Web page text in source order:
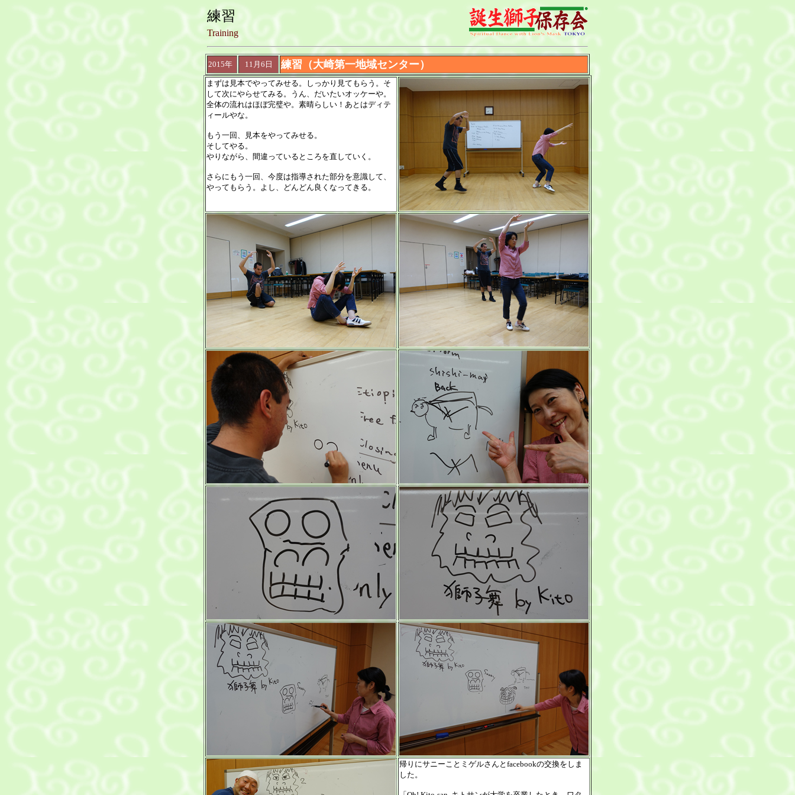
練習
Training
2015年 11月6日 練習（大崎第一地域センター）
まずは見本でやってみせる。しっかり見てもらう。そ
して次にやらせてみる。うん、だいたいオッケーや。
全体の流れはほぼ完璧や。素晴らしい！あとはディテ
ィールやな。
もう一回、見本をやってみせる。
そしてやる。
やりながら、間違っているところを直していく。
さらにもう一回、今度は指導された部分を意識して、
やってもらう。よし、どんどん良くなってきる。
帰りにサニーことミゲルさんとfacebookの交換をしま
した。